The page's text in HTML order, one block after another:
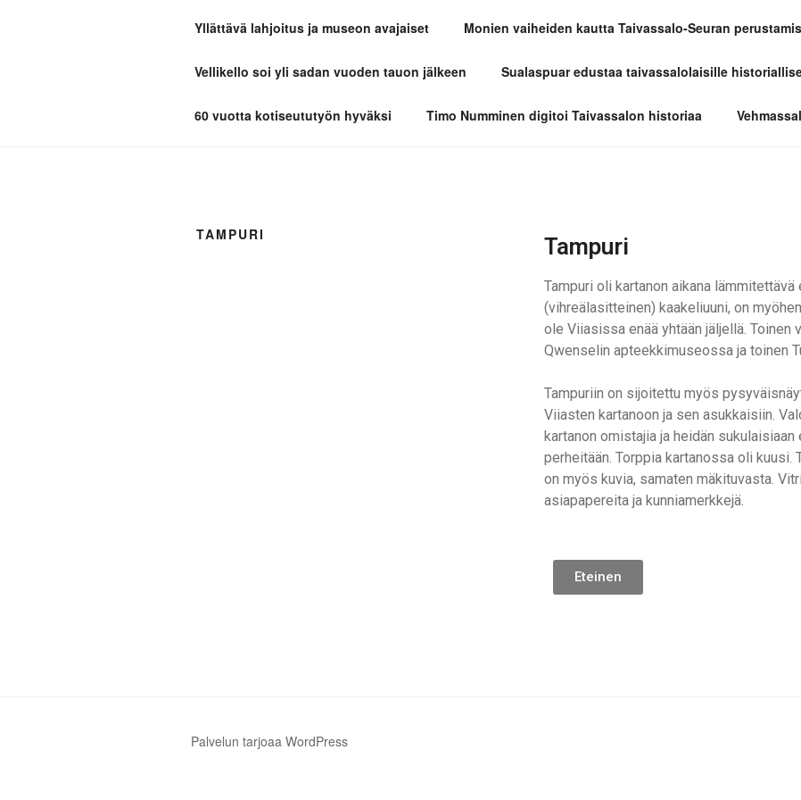
TAIVASSALO-SEURA
Yllättävä lahjoitus ja museon avajaiset Monien vaiheiden kautta Taivassalo-Seuran
Vellikello soi yli sadan vuoden tauon jälkeen Sualaspuar edustaa taivassalolaisille
60 vuotta kotiseututyön hyväksi Timo Numminen digitoi Taivassalon historiaa
TAMPURI Tampuri
Tampuri oli kartanon aikana lämmitettävä
(vihreälasitteinen) kaakeliuuni, on
ole Viiasissa enää yhtään jäljellä. Toinen
Qwenselin apteekkimuseossa ja toinen
Tampuriin on sijoitettu myös
Viiasten kartanoon ja sen asukkaisiin.
kartanon omistajia ja heidän
perheitään. Torppia kartanossa oli kuusi.
on myös kuvia, samaten mäkituvasta.
asiapapereita ja kunniamerkkejä.
Eteinen
Palvelun tarjoaa WordPress